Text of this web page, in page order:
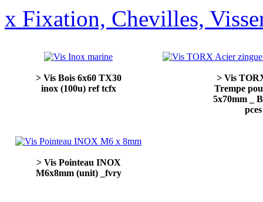
x Fixation, Chevilles,
> Vis Bois 6x60 TX30
inox (100u) ref tcfx
> Vis
Trempe
5x70mm _
pces
> Vis Pointeau INOX
M6x8mm (unit) _fvry